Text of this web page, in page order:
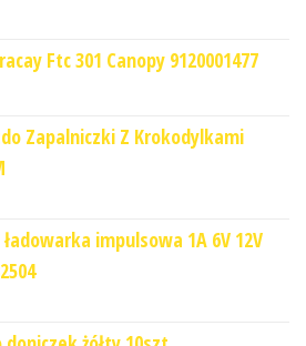
Ftc 301 Canopy 9120001477
Zapalniczki Z Krokodylkami
impulsowa 1A 6V 12V